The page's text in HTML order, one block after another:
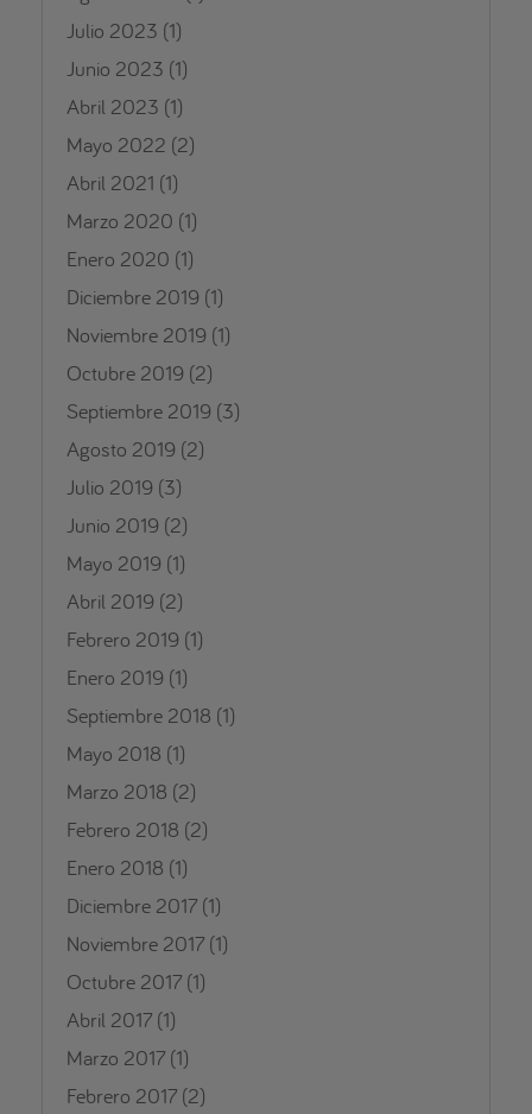
Julio 2023 (1)
Junio 2023 (1)
Abril 2023 (1)
Mayo 2022 (2)
Abril 2021 (1)
Marzo 2020 (1)
Enero 2020 (1)
Diciembre 2019 (1)
Noviembre 2019 (1)
Octubre 2019 (2)
Septiembre 2019 (3)
Agosto 2019 (2)
Julio 2019 (3)
Junio 2019 (2)
Mayo 2019 (1)
Abril 2019 (2)
Febrero 2019 (1)
Enero 2019 (1)
Septiembre 2018 (1)
Mayo 2018 (1)
Marzo 2018 (2)
Febrero 2018 (2)
Enero 2018 (1)
Diciembre 2017 (1)
Noviembre 2017 (1)
Octubre 2017 (1)
Abril 2017 (1)
Marzo 2017 (1)
Febrero 2017 (2)